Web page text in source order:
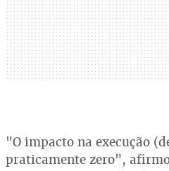
"O impacto na execução
praticamente zero",